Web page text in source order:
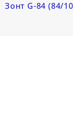
Зонт G-84 (84/